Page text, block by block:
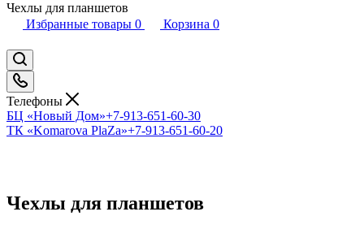
Чехлы для планшетов
Избранные товары 0 Корзина 0
Телефоны
БЦ «Новый Дом»+7-913-651-60-30
ТК «Komarova PlaZa»+7-913-651-60-20
Чехлы для планшетов